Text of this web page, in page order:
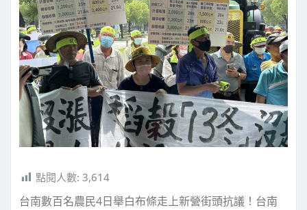
點閱人數: 3,614
台南數百名農民4日舉白布條走上新營街頭抗議！台南